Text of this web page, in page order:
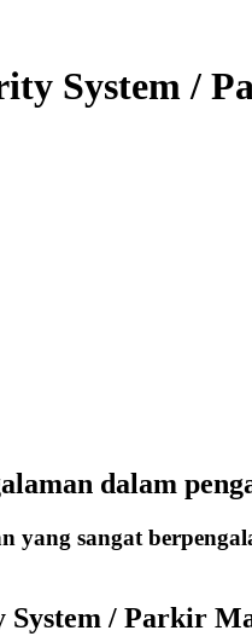
System /
dalam
yang sangat
System / Parkir